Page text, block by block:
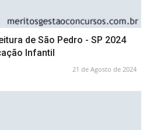
de São Pedro - SP 2024
Infantil
21 de Agosto de 2024